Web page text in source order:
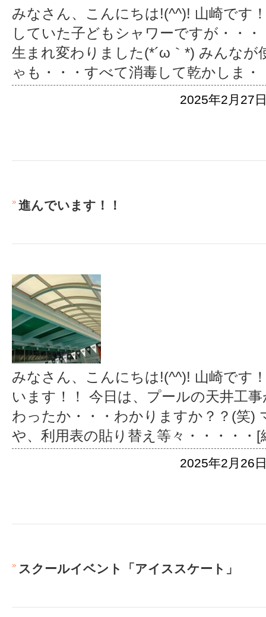
みなさん、こんにちは!(^^)! 山崎です
していた子どもシャワーですが・・
生まれ変わりました(*´ω｀*) みんなが
ゃも・・・すべて消毒して乾かしま
2025年2月27
進んでいます！！
みなさん、こんにちは!(^^)! 山崎です
います！！ 今日は、プールの天井工
わったか・・・わかりますか？？(笑)
や、利用表の貼り替え等々・・
・・・
2025年2月26
スクールイベント「アイススケート」